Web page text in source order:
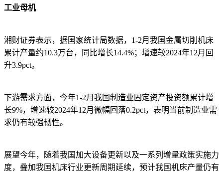
工业母机
湘财证券表示，据国家统计局数据，1-2月我国金属切削机床
累计产量约10.3万台，同比增长14.4%；增速较2024年12月回
升3.9pct。
下游需求方面，今年1-2月我国制造业固定资产投资额累计增
长9%，增速较2024年12月微幅回落0.2pct，表明当前制造业需
求仍有较强韧性。
展望今年，随着我国加大设备更新以及一系列增量政策实施力
度，叠加我国机床行业更新周期延续，预计我国机床产量仍有